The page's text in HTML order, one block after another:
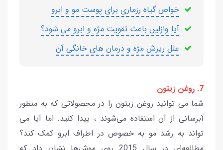
خواص گیاه رزماری برای پوست مو و ابرو
آیا وازلین باعث تقویت مژه و ابرو می شود؟
علل ریزش مژه و درمان های خانگی آن
7. روغن زیتون
شما می توانید روغن زیتون را در محصولاتی که به منظور
آبرسانی از آن استفاده می‌شوند ، پیدا کنید. اما آیا می
تواند به رشد مو به خصوص در اطراف ابرو کمک کند؟